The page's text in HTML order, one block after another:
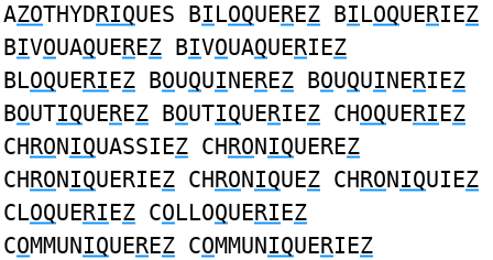
AZOTHYDRIQUES BILOQUEREZ BILOQUERIEZ
BIVOUAQUEREZ BIVOUAQUERIEZ
BLOQUERIEZ BOUQUINEREZ BOUQUINERIEZ
BOUTIQUEREZ BOUTIQUERIEZ CHOQUERIEZ
CHRONIQUASSIEZ CHRONIQUEREZ
CHRONIQUERIEZ CHRONIQUEZ CHRONIQUIEZ
CLOQUERIEZ COLLOQUERIEZ
COMMUNIQUEREZ COMMUNIQUERIEZ